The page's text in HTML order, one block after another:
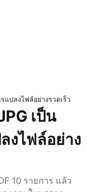
แปลงไฟล์อย่างรวดเร็ว
เป็น
งไฟล์อย่าง
10 รายการ แล้ว